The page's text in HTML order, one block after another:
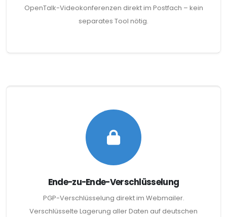
OpenTalk-Videokonferenzen direkt im Postfach – kein
separates Tool nötig.
Ende-zu-Ende-Verschlüsselung
PGP-Verschlüsselung direkt im Webmailer.
Verschlüsselte Lagerung aller Daten auf deutschen